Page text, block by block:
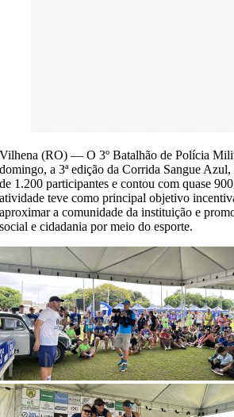
Vilhena (RO) — O 3º Batalhão de Polícia
domingo, a 3ª edição da Corrida Sangue
de 1.200 participantes e contou com quase
atividade teve como principal objetivo
aproximar a comunidade da instituição e
social e cidadania por meio do esporte.